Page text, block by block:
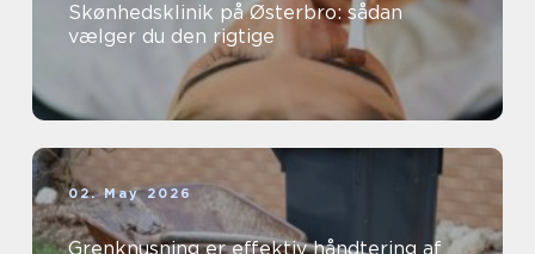
Skønhedsklinik på Østerbro: sådan
vælger du den rigtige
02. May 2026
Grenknusning er effektiv håndtering af